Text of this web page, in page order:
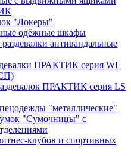
"Локеры"
одёжные шкафы
антивандальные
ПРАКТИК серия WL
ПРАКТИК серия LS
"металлические"
"Сумочницы" с
клубов и спортивных